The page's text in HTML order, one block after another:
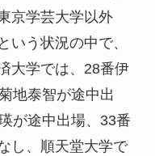
京学芸大学以外
いう状況の中で、
大学では、28番伊
地泰智が途中出
が途中出場、33番
し、順天堂大学で